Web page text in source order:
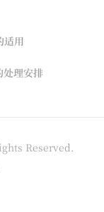
适用
理安排
Reserved.